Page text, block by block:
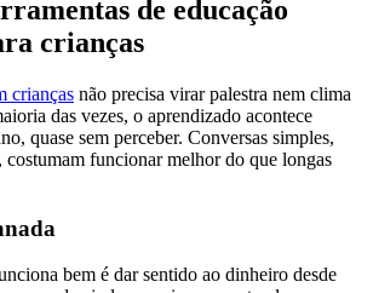
de educação
crianças
crianças não precisa virar palestra nem clima
das vezes, o aprendizado acontece
quase sem perceber. Conversas simples,
costumam funcionar melhor do que longas
bem é dar sentido ao dinheiro desde